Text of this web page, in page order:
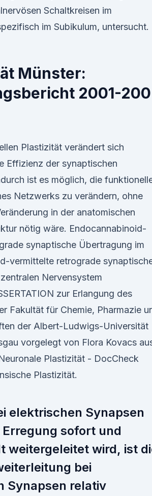
Schaltkreisen im
im Subikulum, untersucht.
Münster:
2001-
Plastizität verändert sich
Effizienz der synaptischen
ist es möglich, die
Netzwerks zu verändern, ohne
in der anatomischen
nötig wäre. Endocannabinoid-
synaptische Übertragung im
vermittelte retrograde
Nervensystem
zur Erlangung des
Fakultät für Chemie, Pharmazie
der Albert-Ludwigs-Universität
vorgelegt von Flora Kovacs
Plastizität - DocCheck
Plastizität.
elektrischen Synapsen
Erregung sofort und
weitergeleitet wird, ist
bei
Synapsen relativ